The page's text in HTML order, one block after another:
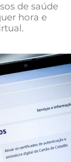
de saúde
hora e